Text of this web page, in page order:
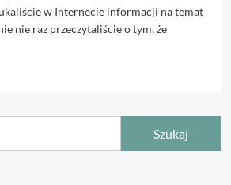
w Internecie informacji na temat
nie raz przeczytaliście o tym, że